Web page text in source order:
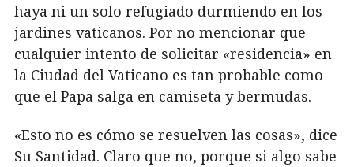
haya ni un solo refugiado durmiendo en los
jardines vaticanos. Por no mencionar que
cualquier intento de solicitar «residencia» en
la Ciudad del Vaticano es tan probable como
que el Papa salga en camiseta y bermudas.
«Esto no es cómo se resuelven las cosas», dice
Su Santidad. Claro que no, porque si algo sabe